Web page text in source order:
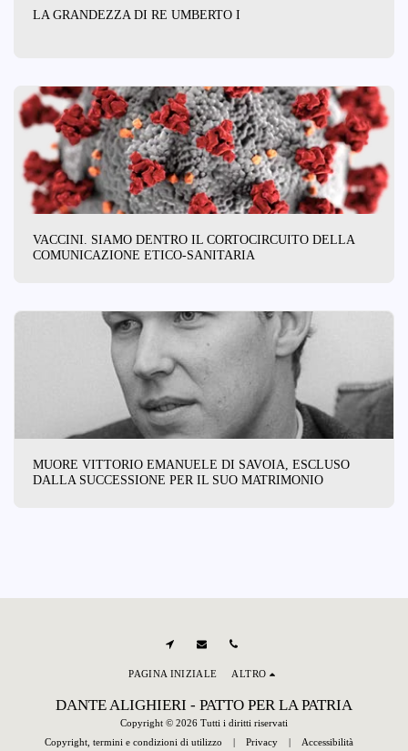
LA GRANDEZZA DI RE UMBERTO I
VACCINI. SIAMO DENTRO IL CORTOCIRCUITO DELLA
COMUNICAZIONE ETICO-SANITARIA
MUORE VITTORIO EMANUELE DI SAVOIA, ESCLUSO
DALLA SUCCESSIONE PER IL SUO MATRIMONIO
DANTE ALIGHIERI - PATTO PER LA PATRIA
Copyright © 2026 Tutti i diritti riservati
Copyright, termini e condizioni di utilizzo | Privacy| Accessibilità
PAGINA INIZIALE ALTRO